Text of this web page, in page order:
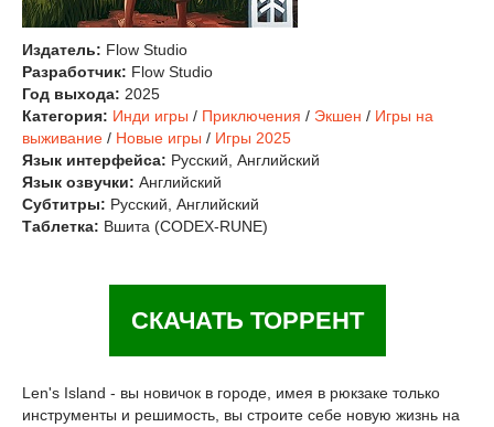
Издатель: Flow Studio
Разработчик: Flow Studio
Год выхода: 2025
Категория: Инди игры / Приключения / Экшен / Игры на
выживание / Новые игры / Игры 2025
Язык интерфейса: Русский, Английский
Язык озвучки: Английский
Субтитры: Русский, Английский
Таблетка: Вшита (CODEX-RUNE)
СКАЧАТЬ ТОРРЕНТ
Len's Island - вы новичок в городе, имея в рюкзаке только
инструменты и решимость, вы строите себе новую жизнь на